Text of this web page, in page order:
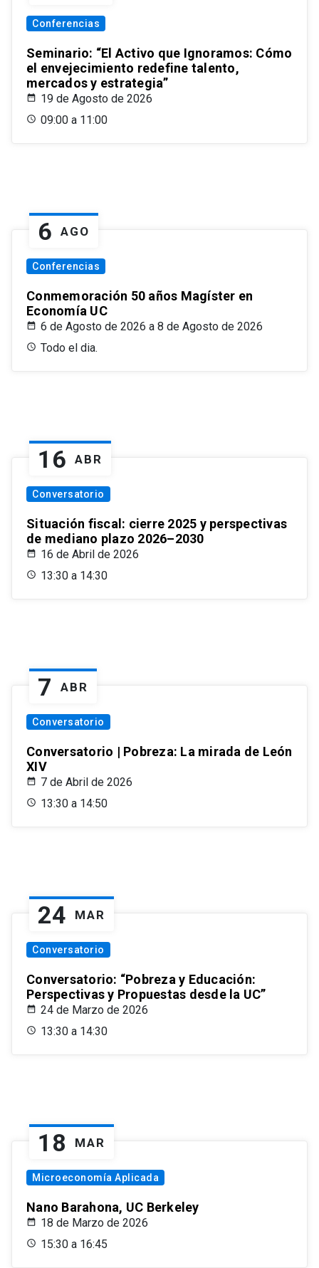
Conferencias
Seminario: “El Activo que Ignoramos: Cómo
el envejecimiento redefine talento,
mercados y estrategia”
19 de Agosto de 2026
09:00 a 11:00
6 AGO
Conferencias
Conmemoración 50 años Magíster en
Economía UC
6 de Agosto de 2026 a 8 de Agosto de 2026
Todo el dia.
16 ABR
Conversatorio
Situación fiscal: cierre 2025 y perspectivas
de mediano plazo 2026–2030
16 de Abril de 2026
13:30 a 14:30
7 ABR
Conversatorio
Conversatorio | Pobreza: La mirada de León
XIV
7 de Abril de 2026
13:30 a 14:50
24 MAR
Conversatorio
Conversatorio: “Pobreza y Educación:
Perspectivas y Propuestas desde la UC”
24 de Marzo de 2026
13:30 a 14:30
18 MAR
Microeconomía Aplicada
Nano Barahona, UC Berkeley
18 de Marzo de 2026
15:30 a 16:45